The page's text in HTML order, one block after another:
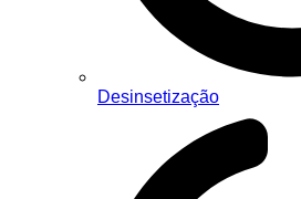
Desinsetização